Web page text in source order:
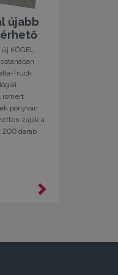
újabb
KÖGEL
Truck
ismert
ponyván
zajlik a
200 darab